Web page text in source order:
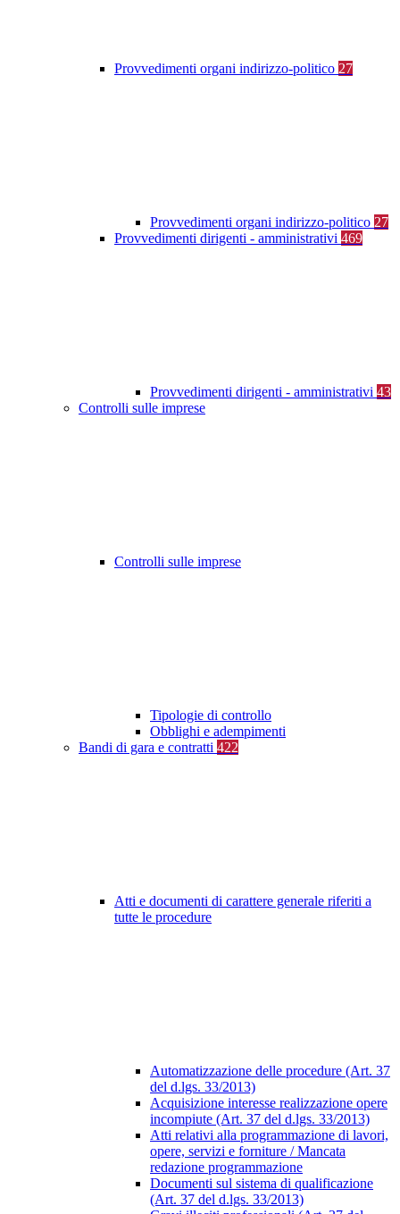
Provvedimenti organi indirizzo-politico 27
Provvedimenti organi indirizzo-politico 27
Provvedimenti dirigenti - amministrativi 469
Provvedimenti dirigenti - amministrativi 43
Controlli sulle imprese
Controlli sulle imprese
Tipologie di controllo
Obblighi e adempimenti
Bandi di gara e contratti 422
Atti e documenti di carattere generale riferiti a
tutte le procedure
Automatizzazione delle procedure (Art. 37
del d.lgs. 33/2013)
Acquisizione interesse realizzazione opere
incompiute (Art. 37 del d.lgs. 33/2013)
Atti relativi alla programmazione di lavori,
opere, servizi e forniture / Mancata
redazione programmazione
Documenti sul sistema di qualificazione
(Art. 37 del d.lgs. 33/2013)